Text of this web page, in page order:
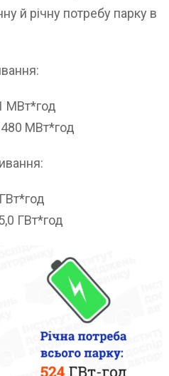
й річну потребу парку в
МВт*год
МВт*год
ГВт*год